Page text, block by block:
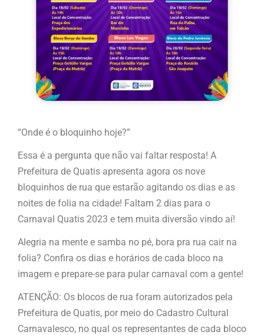
“Onde é o bloquinho hoje?”
Essa é a pergunta que não vai faltar resposta! A
Prefeitura de Quatis apresenta agora os nove
bloquinhos de rua que estarão agitando os dias e as
noites de folia na cidade! Faltam 2 dias para o
Carnaval Quatis 2023 e tem muita diversão vindo aí!
Alegria na mente e samba no pé, bora pra rua cair na
folia? Confira os dias e horários de cada bloco na
imagem e prepare-se para pular carnaval com a gente!
ATENÇÃO: Os blocos de rua foram autorizados pela
Prefeitura de Quatis, por meio do Cadastro Cultural
Carnavalesco, no qual os representantes de cada bloco